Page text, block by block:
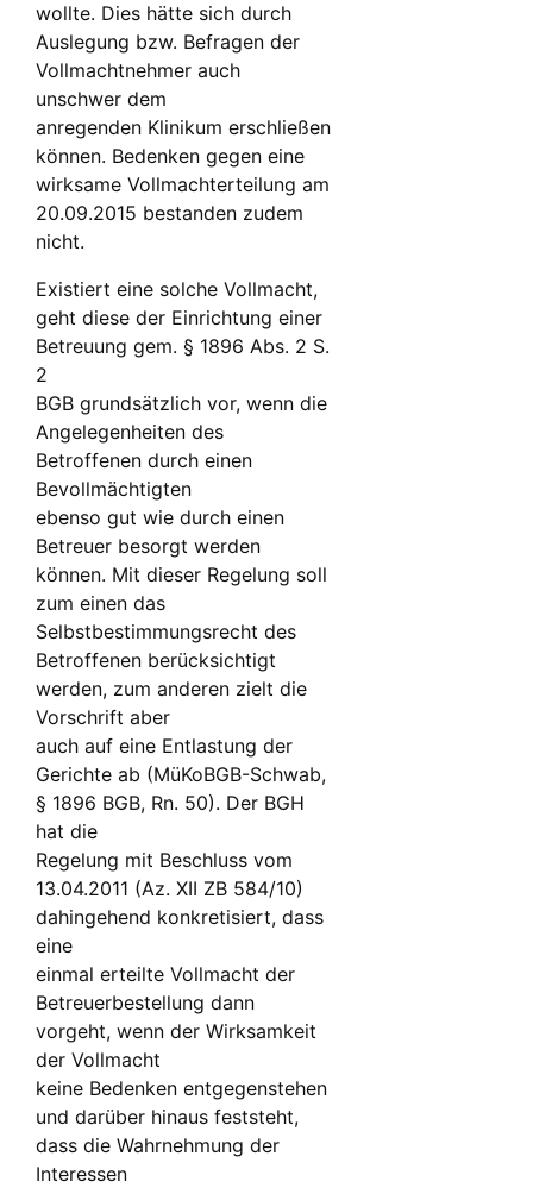
wollte. Dies hätte sich durch
Auslegung bzw. Befragen der
Vollmachtnehmer auch
unschwer dem
anregenden Klinikum erschließen
können. Bedenken gegen eine
wirksame Vollmachterteilung am
20.09.2015 bestanden zudem
nicht.
Existiert eine solche Vollmacht,
geht diese der Einrichtung einer
Betreuung gem. § 1896 Abs. 2 S.
2
BGB grundsätzlich vor, wenn die
Angelegenheiten des
Betroffenen durch einen
Bevollmächtigten
ebenso gut wie durch einen
Betreuer besorgt werden
können. Mit dieser Regelung soll
zum einen das
Selbstbestimmungsrecht des
Betroffenen berücksichtigt
werden, zum anderen zielt die
Vorschrift aber
auch auf eine Entlastung der
Gerichte ab (MüKoBGB-Schwab,
§ 1896 BGB, Rn. 50). Der BGH
hat die
Regelung mit Beschluss vom
13.04.2011 (Az. XII ZB 584/10)
dahingehend konkretisiert, dass
eine
einmal erteilte Vollmacht der
Betreuerbestellung dann
vorgeht, wenn der Wirksamkeit
der Vollmacht
keine Bedenken entgegenstehen
und darüber hinaus feststeht,
dass die Wahrnehmung der
Interessen